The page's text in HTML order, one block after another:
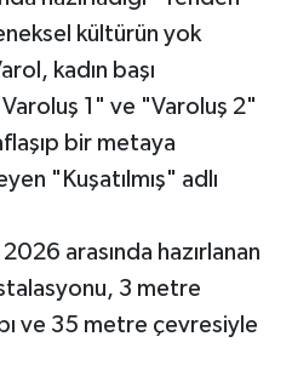
kültürün yok
kadın başı
1" ve "Varoluş 2"
bir metaya
"Kuşatılmış" adlı
arasında hazırlanan
3 metre
ve 35 metre çevresiyle